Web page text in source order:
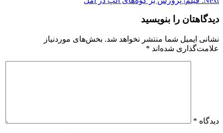
دیدگاهتان را بنویسید
نشانی ایمیل شما منتشر نخواهد شد. بخش‌های موردنیاز
علامت‌گذاری شده‌اند *
دیدگاه *